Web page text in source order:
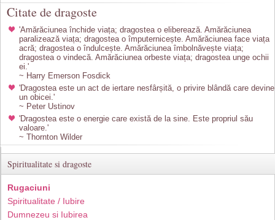
Citate de dragoste
'Amărăciunea închide viața; dragostea o eliberează. Amărăciunea
paralizează viața; dragostea o împuternicește. Amărăciunea face viața
acră; dragostea o îndulcește. Amărăciunea îmbolnăvește viața;
dragostea o vindecă. Amărăciunea orbeste viața; dragostea unge ochii
ei.'
~ Harry Emerson Fosdick
'Dragostea este un act de iertare nesfârșită, o privire blândă care devine
un obicei.'
~ Peter Ustinov
'Dragostea este o energie care există de la sine. Este propriul său
valoare.'
~ Thornton Wilder
Spiritualitate si dragoste
Rugaciuni
Spiritualitate / Iubire
Dumnezeu si Iubirea